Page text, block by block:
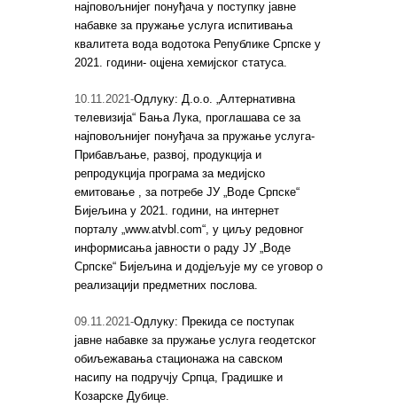
најповољнијег понуђача у поступку јавне
набавке за пружање услуга испитивања
квалитета вода водотока Републике Српске у
2021. години- оцјена хемијског статуса.
10.11.2021-Одлуку: Д.о.о. „Алтернативна
телевизија“ Бања Лука, проглашава се за
најповољнијег понуђача за пружање услуга-
Прибављање, развој, продукција и
репродукција програма за медијско
емитовање , за потребе ЈУ „Воде Српске“
Бијељина у 2021. години, на интернет
порталу „www.atvbl.com“, у циљу редовног
информисања јавности о раду ЈУ „Воде
Српске“ Бијељина и додјељује му се уговор о
реализацији предметних послова.
09.11.2021-Одлуку: Прекида се поступак
јавне набавке за пружање услуга геодетског
обиљежавања стационажа на савском
насипу на подручју Српца, Градишке и
Козарске Дубице.